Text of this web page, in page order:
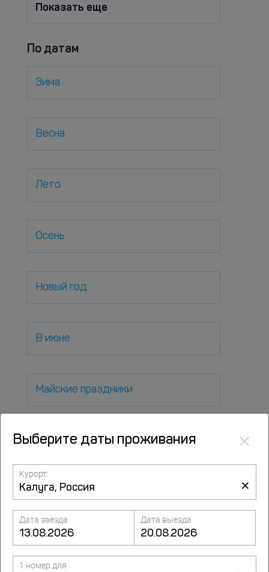
Показать еще
По датам
Зима
Весна
Лето
Осень
Новый год
В июне
Майские праздники
Отели на час
На сутки
На длительный срок
Выберите даты проживания ×
Курорт:
×
Дата заезда Дата выезда
1 номер для